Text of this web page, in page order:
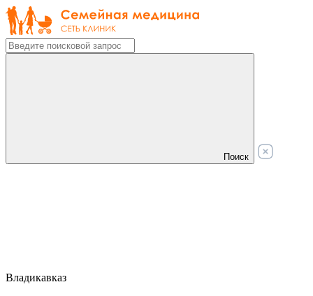
Поиск
Владикавказ